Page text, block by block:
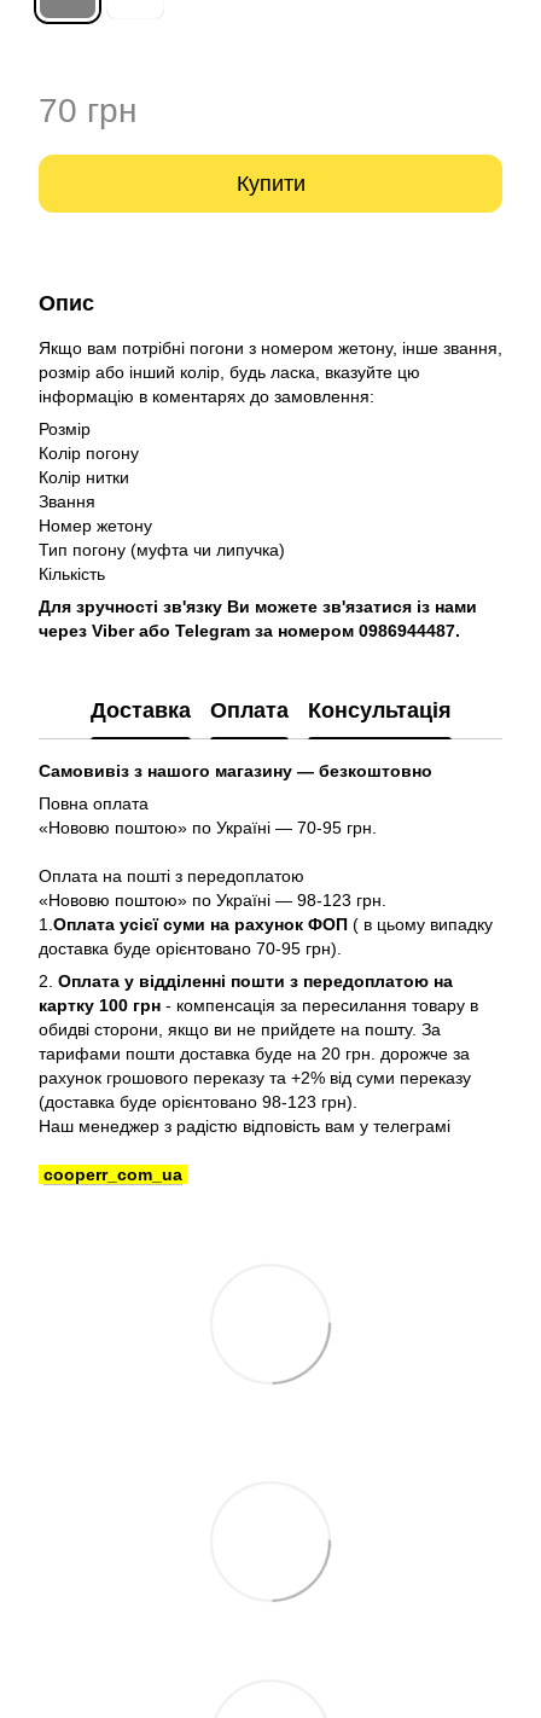
70 грн
Купити
Опис
Якщо вам потрібні погони з номером жетону, інше звання,
розмір або інший колір, будь ласка, вказуйте цю
інформацію в коментарях до замовлення:
Розмір
Колір погону
Колір нитки
Звання
Номер жетону
Тип погону (муфта чи липучка)
Кількість
Для зручності зв'язку Ви можете зв'язатися із нами
через Viber або Telegram за номером 0986944487.
Доставка Оплата Консультація
Самовивіз з нашого магазину — безкоштовно
Повна оплата
«Нововю поштою» по Україні — 70-95 грн.
Оплата на пошті з передоплатою
«Нововю поштою» по Україні — 98-123 грн.
1. Оплата усієї суми на рахунок ФОП ( в цьому випадку
доставка буде орієнтовано 70-95 грн).
2. Оплата у відділенні пошти з передоплатою на
картку 100 грн - компенсація за пересилання товару в
обидві сторони, якщо ви не прийдете на пошту. За
тарифами пошти доставка буде на 20 грн. дорожче за
рахунок грошового переказу та +2% від суми переказу
(доставка буде орієнтовано 98-123 грн).
Наш менеджер з радістю відповість вам у телеграмі
cooperr_com_ua